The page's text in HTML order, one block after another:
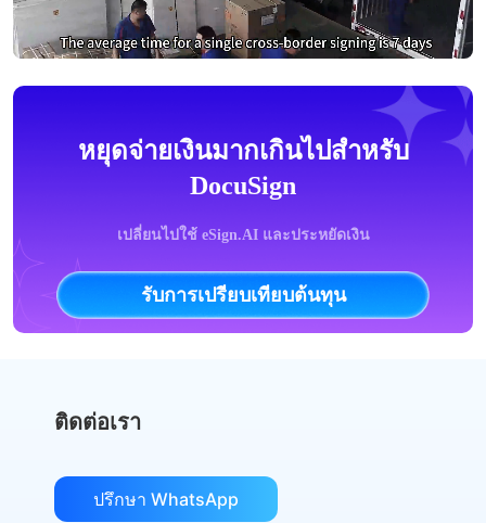
หยุดจ่ายเงินมากเกินไปสำหรับ
DocuSign
เปลี่ยนไปใช้ eSign.AI และประหยัดเงิน
รับการเปรียบเทียบต้นทุน
ติดต่อเรา
ปรึกษา WhatsApp